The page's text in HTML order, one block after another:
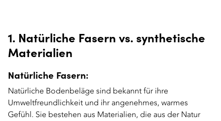
1. Natürliche Fasern vs. synthetische
Materialien
Natürliche Fasern:
Natürliche Bodenbeläge sind bekannt für ihre
Umweltfreundlichkeit und ihr angenehmes, warmes
Gefühl. Sie bestehen aus Materialien, die aus der Natur